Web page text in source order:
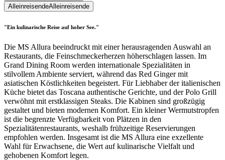
AlleinreisendeAlleinreisende
"Ein kulinarische Reise auf hoher See."
Die MS Allura beeindruckt mit einer herausragenden Auswahl an
Restaurants, die Feinschmeckerherzen höherschlagen lassen. Im
Grand Dining Room werden internationale Spezialitäten in
stilvollem Ambiente serviert, während das Red Ginger mit
asiatischen Köstlichkeiten begeistert. Für Liebhaber der italienischen
Küche bietet das Toscana authentische Gerichte, und der Polo Grill
verwöhnt mit erstklassigen Steaks. Die Kabinen sind großzügig
gestaltet und bieten modernen Komfort. Ein kleiner Wermutstropfen
ist die begrenzte Verfügbarkeit von Plätzen in den
Spezialitätenrestaurants, weshalb frühzeitige Reservierungen
empfohlen werden. Insgesamt ist die MS Allura eine exzellente
Wahl für Erwachsene, die Wert auf kulinarische Vielfalt und
gehobenen Komfort legen.